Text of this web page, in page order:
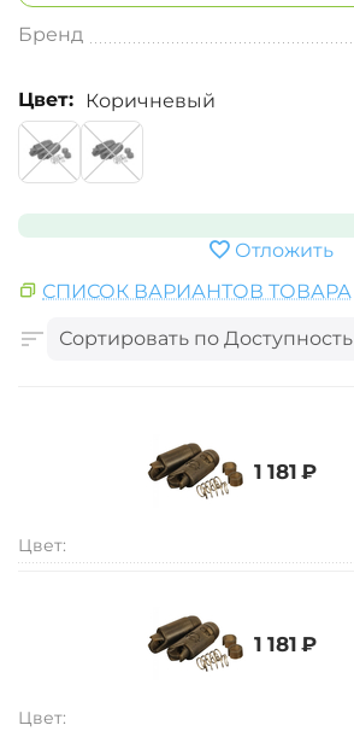
Бренд
Цвет: Коричневый
Отложить
СПИСОК ВАРИАНТОВ ТОВАРА
Сортировать по Доступность
‍1 181‍ ₽
Цвет:
‍1 181‍ ₽
Цвет: